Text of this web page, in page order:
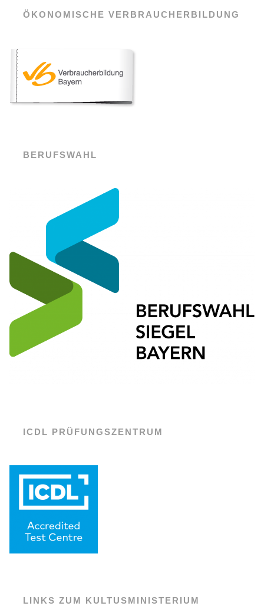
ÖKONOMISCHE VERBRAUCHERBILDUNG
BERUFSWAHL
ICDL PRÜFUNGSZENTRUM
LINKS ZUM KULTUSMINISTERIUM